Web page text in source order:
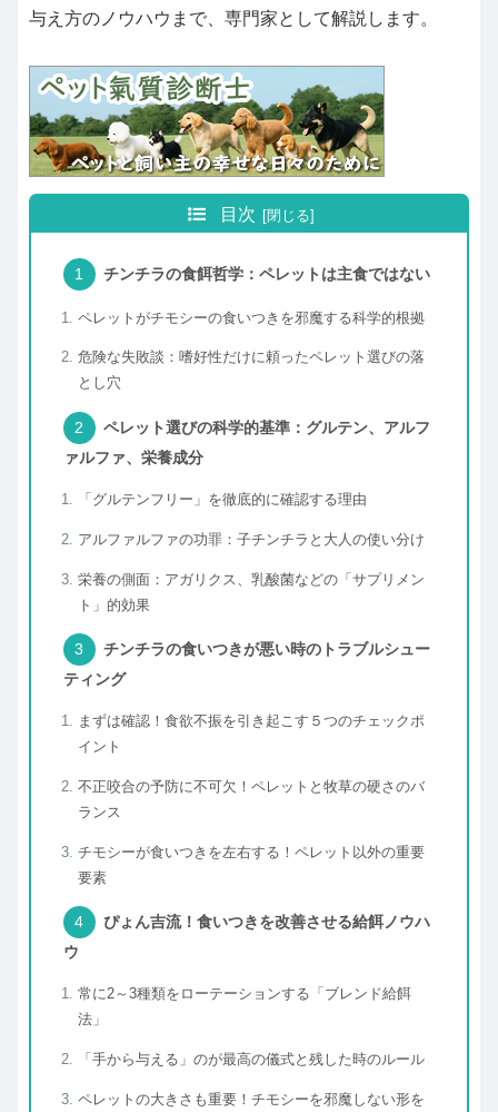
与え方のノウハウまで、専門家として解説します。
目次
チンチラの食餌哲学：ペレットは主食ではない
ペレットがチモシーの食いつきを邪魔する科学的根拠
危険な失敗談：嗜好性だけに頼ったペレット選びの落
とし穴
ペレット選びの科学的基準：グルテン、アルフ
ァルファ、栄養成分
「グルテンフリー」を徹底的に確認する理由
アルファルファの功罪：子チンチラと大人の使い分け
栄養の側面：アガリクス、乳酸菌などの「サプリメン
ト」的効果
チンチラの食いつきが悪い時のトラブルシュー
ティング
まずは確認！食欲不振を引き起こす５つのチェックポ
イント
不正咬合の予防に不可欠！ペレットと牧草の硬さのバ
ランス
チモシーが食いつきを左右する！ペレット以外の重要
要素
ぴょん吉流！食いつきを改善させる給餌ノウハ
ウ
常に2～3種類をローテーションする「ブレンド給餌
法」
「手から与える」のが最高の儀式と残した時のルール
ペレットの大きさも重要！チモシーを邪魔しない形を